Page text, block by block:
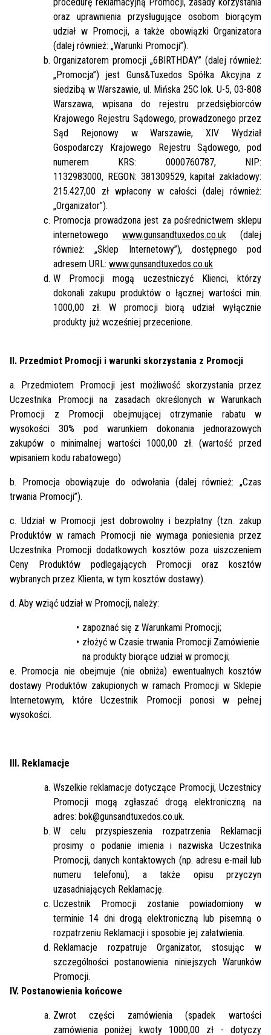
oraz uprawnienia przysługujące osobom biorącym
udział w Promocji, a także obowiązki Organizatora
(dalej również: „Warunki Promocji”).
Organizatorem promocji „6BIRTHDAY” (dalej również:
„Promocja”) jest Guns&Tuxedos Spółka Akcyjna z
siedzibą w Warszawie, ul. Mińska 25C lok. U-5, 03-808
Warszawa, wpisana do rejestru przedsiębiorców
Krajowego Rejestru Sądowego, prowadzonego przez
Sąd Rejonowy w Warszawie, XIV Wydział
Gospodarczy Krajowego Rejestru Sądowego, pod
numerem KRS: 0000760787, NIP:
1132983000, REGON: 381309529, kapitał zakładowy:
215.427,00 zł wpłacony w całości (dalej również:
„Organizator”).
Promocja prowadzona jest za pośrednictwem sklepu
internetowego www.gunsandtuxedos.co.uk (dalej
również: „Sklep Internetowy”), dostępnego pod
adresem URL: www.gunsandtuxedos.co.uk
W Promocji mogą uczestniczyć Klienci, którzy
dokonali zakupu produktów o łącznej wartości min.
1000,00 zł. W promocji biorą udział wyłącznie
produkty już wcześniej przecenione.
II. Przedmiot Promocji i warunki skorzystania z Promocji
a. Przedmiotem Promocji jest możliwość skorzystania przez
Uczestnika Promocji na zasadach określonych w Warunkach
Promocji z Promocji obejmującej otrzymanie rabatu w
wysokości 30% pod warunkiem dokonania jednorazowych
zakupów o minimalnej wartości 1000,00 zł. (wartość przed
wpisaniem kodu rabatowego)
b. Promocja obowiązuje do odwołania (dalej również: „Czas
trwania Promocji”).
c. Udział w Promocji jest dobrowolny i bezpłatny (tzn. zakup
Produktów w ramach Promocji nie wymaga poniesienia przez
Uczestnika Promocji dodatkowych kosztów poza uiszczeniem
Ceny Produktów podlegających Promocji oraz kosztów
wybranych przez Klienta, w tym kosztów dostawy).
d. Aby wziąć udział w Promocji, należy:
zapoznać się z Warunkami Promocji;
złożyć w Czasie trwania Promocji Zamówienie
na produkty biorące udział w promocji;
e. Promocja nie obejmuje (nie obniża) ewentualnych kosztów
dostawy Produktów zakupionych w ramach Promocji w Sklepie
Internetowym, które Uczestnik Promocji ponosi w pełnej
wysokości.
III. Reklamacje
Wszelkie reklamacje dotyczące Promocji, Uczestnicy
Promocji mogą zgłaszać drogą elektroniczną na
adres: bok@gunsandtuxedos.co.uk.
W celu przyspieszenia rozpatrzenia Reklamacji
prosimy o podanie imienia i nazwiska Uczestnika
Promocji, danych kontaktowych (np. adresu e-mail lub
numeru telefonu), a także opisu przyczyn
uzasadniających Reklamację.
Uczestnik Promocji zostanie powiadomiony w
terminie 14 dni drogą elektroniczną lub pisemną o
rozpatrzeniu Reklamacji i sposobie jej załatwienia.
Reklamacje rozpatruje Organizator, stosując w
szczególności postanowienia niniejszych Warunków
Promocji.
IV. Postanowienia końcowe
Zwrot części zamówienia (spadek wartości
zamówienia poniżej kwoty 1000,00 zł - dotyczy